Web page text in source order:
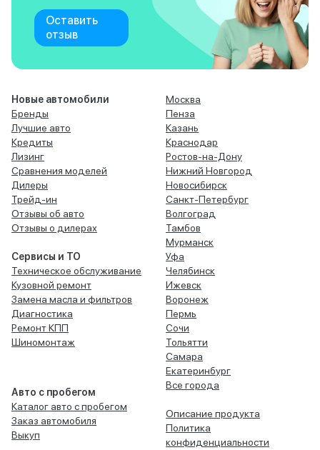
Оставить
отзыв
Новые автомобили
Бренды
Лучшие авто
Кредиты
Лизинг
Сравнения моделей
Дилеры
Трейд-ин
Отзывы об авто
Отзывы о дилерах
Сервисы и ТО
Техническое обслуживание
Кузовной ремонт
Замена масла и фильтров
Диагностика
Ремонт КПП
Шиномонтаж
Авто с пробегом
Каталог авто с пробегом
Заказ автомобиля
Выкуп
Москва
Пенза
Казань
Краснодар
Ростов-на-Дону
Нижний Новгород
Новосибирск
Санкт-Петербург
Волгоград
Тамбов
Мурманск
Уфа
Челябинск
Ижевск
Воронеж
Пермь
Сочи
Тольятти
Самара
Екатеринбург
Все города
Описание продукта
Политика
конфиденциальности